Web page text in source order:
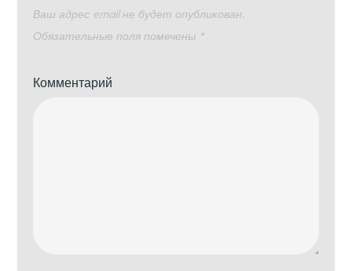
Ваш адрес email не будет опубликован.
Обязательные поля помечены *
Комментарий